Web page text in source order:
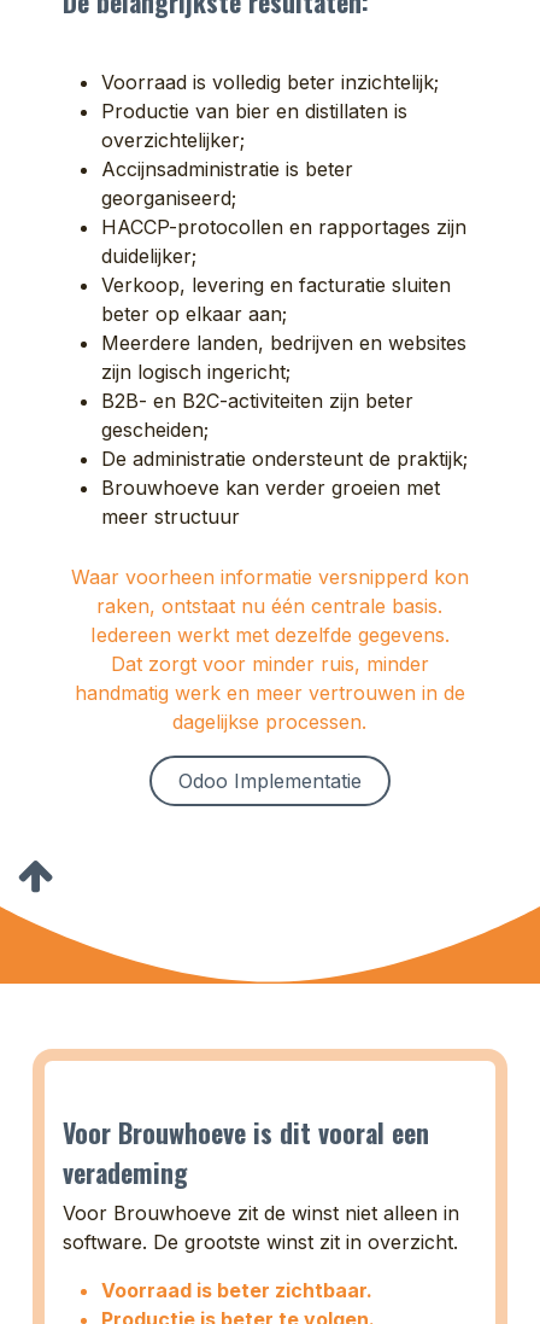
Voorraad is volledig beter inzichtelijk;
Productie van bier en distillaten is
overzichtelijker;
Accijnsadministratie is beter
georganiseerd;
HACCP-protocollen en rapportages zijn
duidelijker;
Verkoop, levering en facturatie sluiten
beter op elkaar aan;
Meerdere landen, bedrijven en websites
zijn logisch ingericht;
B2B- en B2C-activiteiten zijn beter
gescheiden;
De administratie ondersteunt de praktijk;
Brouwhoeve kan verder groeien met
meer structuur
Waar voorheen informatie versnipperd kon
raken, ontstaat nu één centrale basis.
Iedereen werkt met dezelfde gegevens.
Dat zorgt voor minder ruis, minder
handmatig werk en meer vertrouwen in de
dagelijkse processen.
Odoo Implementatie
Voor Brouwhoeve is dit vooral een
verademing
Voor Brouwhoeve zit de winst niet alleen in
software. De grootste winst zit in overzicht.
Voorraad is beter zichtbaar.